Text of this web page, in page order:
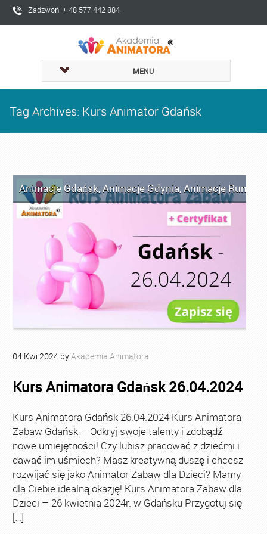
Zadzwoń + 48 577 442 884
MENU
Tag Archives: Kurs Animator Gdańsk
Animacje Gdańsk,Animacje Gdynia,Animacje Rumia
04 Kwi 2024 byAkademia Animatora
Kurs Animatora Gdańsk 26.04.2024
Kurs Animatora Gdańsk 26.04.2024 Kurs Animatora
Zabaw Gdańsk – Odkryj swoje talenty i zdobądź
nowe umiejętności! Czy lubisz pracować z dziećmi i
dawać im uśmiech? Masz kreatywną duszę i chcesz
rozwijać się jako Animator Zabaw dla Dzieci? Mamy
dla Ciebie idealną okazję! Kurs Animatora Zabaw dla
Dzieci – 26 kwietnia 2024r. w Gdańsku Przygotuj się
[…]